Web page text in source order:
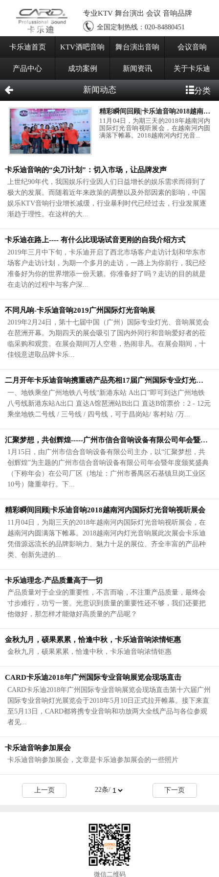
专业KTV 舞台演出 会议 音响品牌
全国定制热线： 020-84880451
卡乐迪首页 KTV酒吧音响 舞台演出音响 会议音响
产品中心 成功案例 新闻资讯 关于卡乐迪
新闻动态 分类
精彩瞬间回顾|卡乐迪音响2018越南河内国际灯光音响视听展会
11月04日，为期三天的2018年越南河内
国际灯光音响视听展会，在越南河内圆
满落下帷幕。2018越南河内灯光音...
卡乐迪音响的“尖刀计划”：切入市场，让品牌发声
上世纪90年代，我国娱乐行业因人们日益增长的娱乐需求而得到了
极大的发展。而随着近年来政策的调整以及外部因素的影响，中国
娱乐KTV音响行业增长减缓，行业暴利时代已经过去，行业发展逐
渐趋于理性。在这样的大...
卡乐迪在路上---- 有什么比现场试音更刚的自我介绍方式
2019年三月中下旬，卡乐迪开启了西北市场客户走访计划和华东市
场客户走访计划，为期一个多月的走访，一路上为你前行，我已经
准备好为你的世界增添一份天籁。你准备好了吗？走访的目的就是
在走访的过程中与客户深...
不同凡响-卡乐迪音响2019广州国际灯光音响展
2019年2月24日，第十七届中国（广州）国际专业灯光、音响展览会
在琶洲开幕。为期四天的展会吸引了国内外同行和音响爱好者的莅
临采购和观赏。在展会期间万人空巷，热闹非凡。在展会期间，十
佳锐意进取品牌卡乐...
二月开年卡乐迪音响携重磅产品亮相17届广州国际专业灯光、音响展览会
一、地铁乘坐广州地铁八号线“新港东站 A出口”即可到达广州地铁
八号线新港东站A出口 直达A馆琶洲站B出口 直达B馆票价：2 - 12元
乘坐地铁二号线 / 三号线 / 四号线，可于昌岗站/ 客村站 /万...
汇聚梦想，共创辉煌-----广州市信合音响设备有限公司年会暨年度颁奖盛典于2019年1月15日在厂区隆重举行！
1月15日，由广州市信合音响设备有限公司主办，以“汇聚梦想，共
创辉煌”为主题的广州市信合音响设备有限公司年会暨年度颁奖盛典
（下称年会）在公司厂区（地址：广州市番禺区石基镇旦岗工业区
10号）隆重举行。下...
精彩瞬间回顾|卡乐迪音响2018越南河内国际灯光音响视听展会
11月04日，为期三天的2018年越南河内国际灯光音响视听展会，在
越南河内圆满落下帷幕。2018越南河内灯光音响展此次展会卡乐迪
凭借源远流长的品牌影响力、魅力十足的展位、齐全丰富的产品种
类、创新先进的...
卡乐迪理念-产品质量高于一切
产品质量对于企业的重要性，不言而喻，不注重产品质量，最终会
寸步难行，功亏一篑。光意识到质量的重要性还不够，我们还要把
他做好，那怎样才能做好高质量的产品呢？
金秋九月，硕果累累，恰逢中秋，卡乐迪音响浓情钜惠
金秋九月，硕果累累，恰逢中秋，卡乐迪音响浓情钜惠
CARD卡乐迪2018年广州国际专业音响展览会现场直击
CARD卡乐迪2018年广州国际专业音响展览会现场直击第十六届广州
国际专业音响灯光展览会于2018年5月10日正式拉开帷幕。接下来直
至5月13日，CARD都将携专业音响和功放两大全线产品与各位参观
者见...
卡乐迪音响参加展会
卡乐迪音响参加展会，文章是卡乐迪参加展会的一些照片
上一页 22条/ 下一页
微信二维码